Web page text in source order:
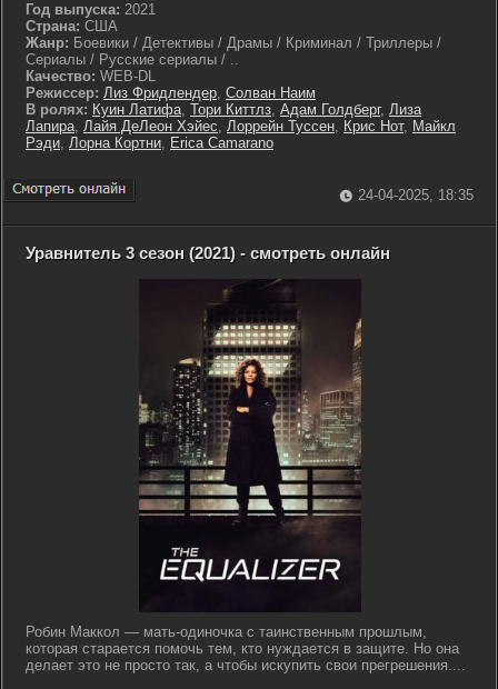
Год выпуска: 2021
Страна: США
Жанр: Боевики / Детективы / Драмы / Криминал / Триллеры /
Сериалы / Русские сериалы / ..
Качество: WEB-DL
Режиссер: Лиз Фридлендер, Солван Наим
В ролях: Куин Латифа, Тори Киттлз, Адам Голдберг, Лиза
Лапира, Лайя ДеЛеон Хэйес, Лоррейн Туссен, Крис Нот, Майкл
Рэди, Лорна Кортни, Erica Camarano
24-04-2025, 18:35
Уравнитель 3 сезон (2021) - смотреть онлайн
Робин Маккол — мать-одиночка с таинственным прошлым,
которая старается помочь тем, кто нуждается в защите. Но она
делает это не просто так, а чтобы искупить свои прегрешения....